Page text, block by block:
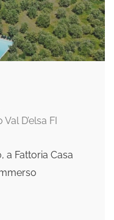
D’elsa FI
a Fattoria Casa